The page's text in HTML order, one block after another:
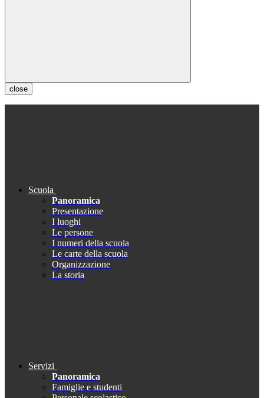
close
Scuola
Panoramica
Presentazione
I luoghi
Le persone
I numeri della scuola
Le carte della scuola
Organizzazione
La storia
Servizi
Panoramica
Famiglie e studenti